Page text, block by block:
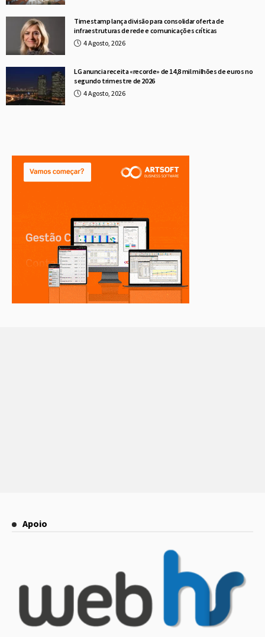
Timestamp lança divisão para consolidar oferta de
infraestruturas de rede e comunicações críticas
4 Agosto, 2026
LG anuncia receita «recorde» de 14,8 mil milhões de euros no
segundo trimestre de 2026
4 Agosto, 2026
Apoio